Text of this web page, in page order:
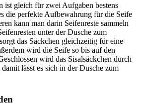
ist gleich für zwei Aufgaben bestens
die perfekte Aufbewahrung für die Seife
kann man darin Seifenreste sammeln
unter der Dusche zum
das Säckchen gleichzeitig für eine
wird die Seife so bis auf den
wird das Sisalsäckchen durch
lässt es sich in der Dusche zum